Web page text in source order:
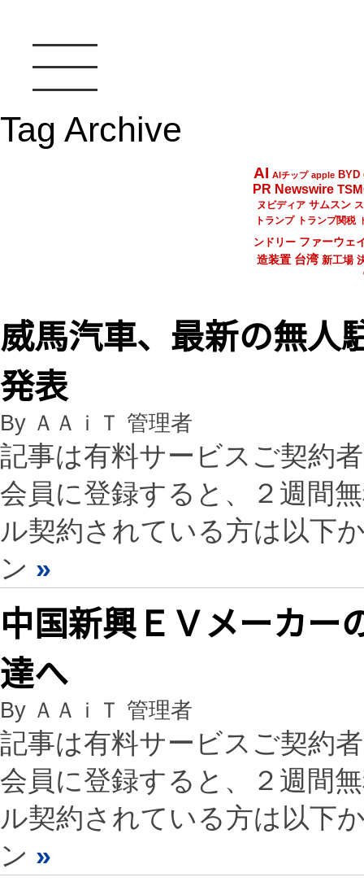
Tag Archive
AI AIチップ apple BYD
PR Newswire
ヌビディア サムスン
トランプ
トランプ関税
ンドリー ファーウェ
造装置 台湾 新工場
威馬汽車、最新の無人
発表
By ＡＡｉＴ 管理者
記事は有料サービスご契約
会員に登録すると、２週間
ル契約されている方は以下
ン »
中国新興ＥＶメーカー
達へ
By ＡＡｉＴ 管理者
記事は有料サービスご契約
会員に登録すると、２週間
ル契約されている方は以下
ン »